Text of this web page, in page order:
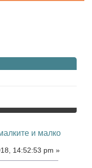
и малко
14:52:53 pm »